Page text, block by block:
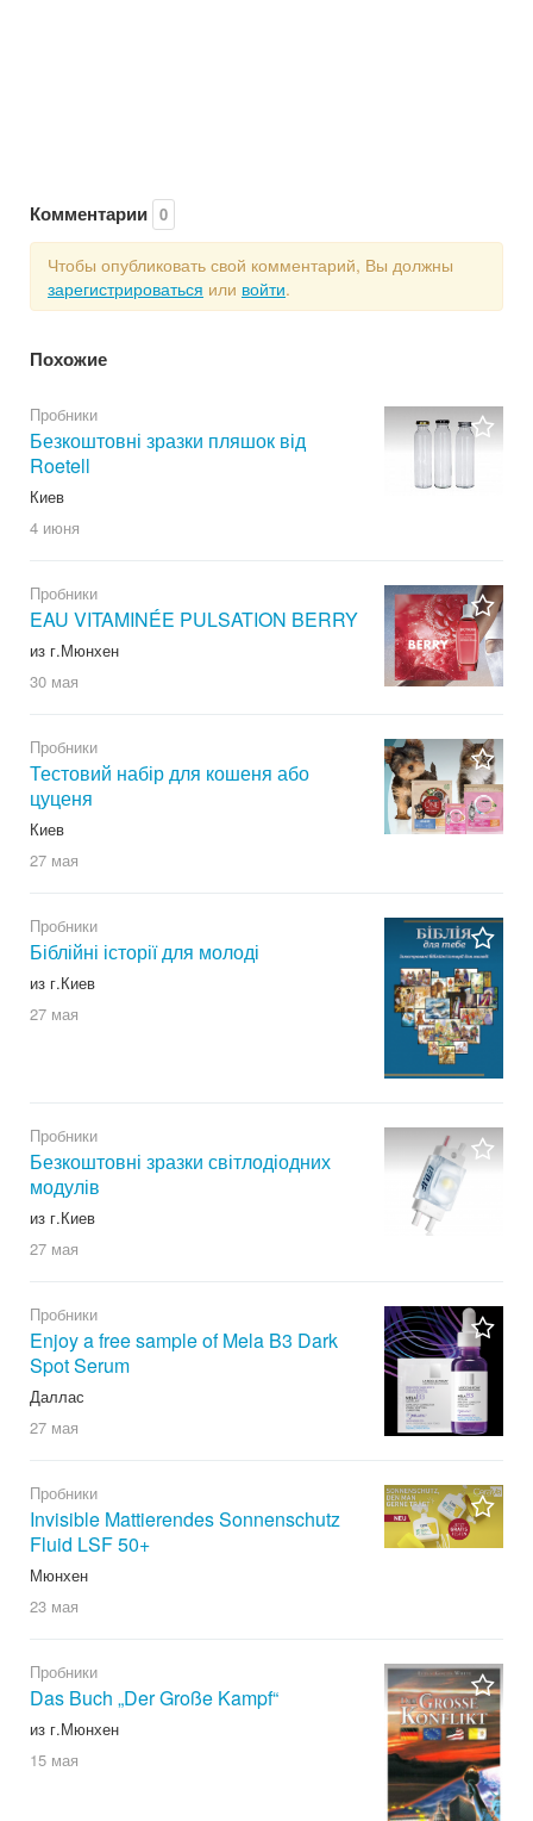
Комментарии 0
Чтобы опубликовать свой комментарий, Вы должны
зарегистрироваться или войти.
Похожие
Пробники
Безкоштовні зразки пляшок від
Roetell
Киев
4 июня
Пробники
EAU VITAMINÉE PULSATION BERRY
из г.Мюнхен
30 мая
Пробники
Тестовий набір для кошеня або
цуценя
Киев
27 мая
Пробники
Біблійні історії для молоді
из г.Киев
27 мая
Пробники
Безкоштовні зразки світлодіодних
модулів
из г.Киев
27 мая
Пробники
Enjoy a free sample of Mela B3 Dark
Spot Serum
Даллас
27 мая
Пробники
Invisible Mattierendes Sonnenschutz
Fluid LSF 50+
Мюнхен
23 мая
Пробники
Das Buch „Der Große Kampf“
из г.Мюнхен
15 мая